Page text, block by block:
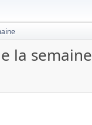
la semaine